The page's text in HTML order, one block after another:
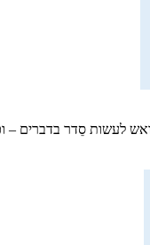
לעשות סֵדר בדברים